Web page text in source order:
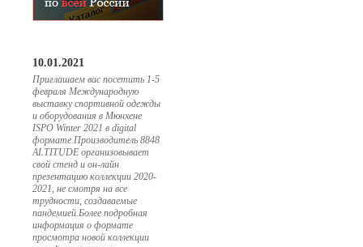
10.01.2021
Приглашаем вас посетить 1-5
февраля Международную
выставку спортивной одежды
и оборудования в Мюнхене
ISPO Winter 2021 в digital
формате.Производитель 8848
ALTITUDE организовывает
свой стенд и он-лайн
презентацию коллекции 2020-
2021, не смотря на все
трудности, создаваемые
пандемией.Более подробная
информация о формате
просмотра новой коллекции